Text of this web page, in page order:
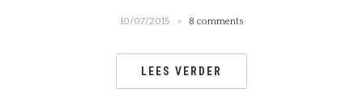
10/07/2015 8 comments
LEES VERDER